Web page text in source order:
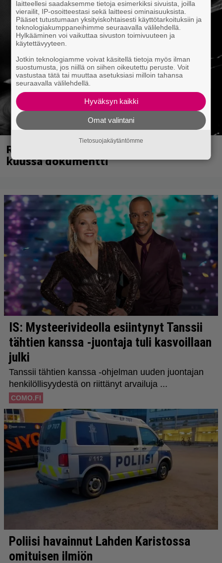
Rushin Neil Peartista ilmestyy ensi
kuussa dokumentti
laitteellesi saadaksemme tietoja esimerkiksi sivuista, joilla
vierailit, IP-osoitteestasi sekä laitteesi ominaisuuksista.
Pääset tutustumaan yksityiskohtaisesti käyttötarkoituksiin ja
teknologiakumppaneihimme seuraavalla välilehdellä.
Hylkääminen voi vaikuttaa sivuston toimivuuteen ja
käytettävyyteen.
Jotkin teknologiamme voivat käsitellä tietoja myös ilman
suostumusta, jos niillä on siihen oikeutettu peruste. Voit
vastustaa tätä tai muuttaa asetuksiasi milloin tahansa
seuraavalla välilehdellä.
Hyväksyn kaikki
Omat valintani
Tietosuojakäytäntömme